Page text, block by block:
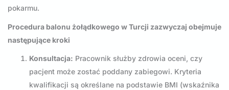
pokarmu.
Procedura balonu żołądkowego w Turcji zazwyczaj obejmuje
następujące kroki
Konsultacja: Pracownik służby zdrowia oceni, czy
pacjent może zostać poddany zabiegowi. Kryteria
kwalifikacji są określane na podstawie BMI (wskaźnika